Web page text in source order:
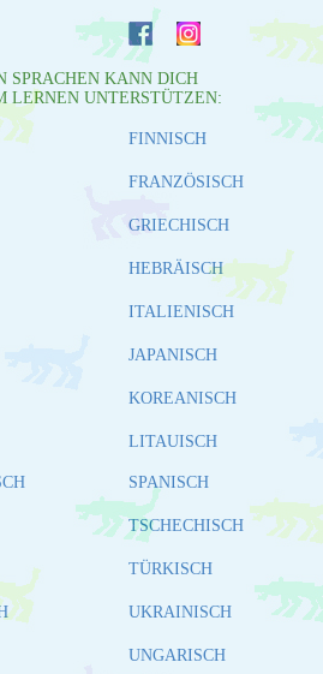
SPRACHEN KANN DICH
LERNEN UNTERSTÜTZEN:
FINNISCH
FRANZÖSISCH
GRIECHISCH
HEBRÄISCH
ITALIENISCH
JAPANISCH
KOREANISCH
LITAUISCH
SPANISCH
TSCHECHISCH
TÜRKISCH
UKRAINISCH
UNGARISCH